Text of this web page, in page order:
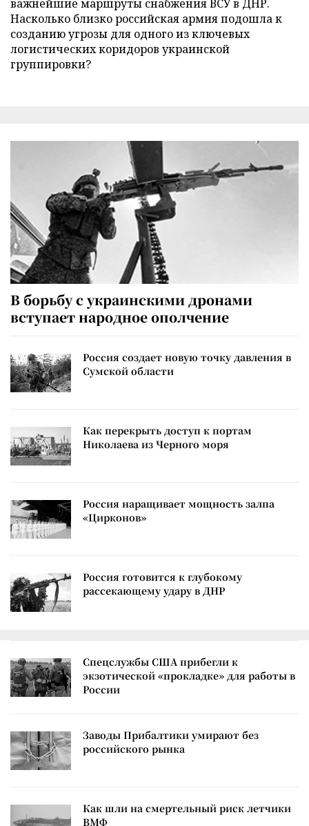
важнейшие маршруты снабжения ВСУ в ДНР.
Насколько близко российская армия подошла к
созданию угрозы для одного из ключевых
логистических коридоров украинской
группировки?
В борьбу с украинскими дронами
вступает народное ополчение
Россия создает новую точку давления в
Сумской области
Как перекрыть доступ к портам
Николаева из Черного моря
Россия наращивает мощность залпа
«Цирконов»
Россия готовится к глубокому
рассекающему удару в ДНР
Спецслужбы США прибегли к
экзотической «прокладке» для работы в
России
Заводы Прибалтики умирают без
российского рынка
Как шли на смертельный риск летчики
ВМФ